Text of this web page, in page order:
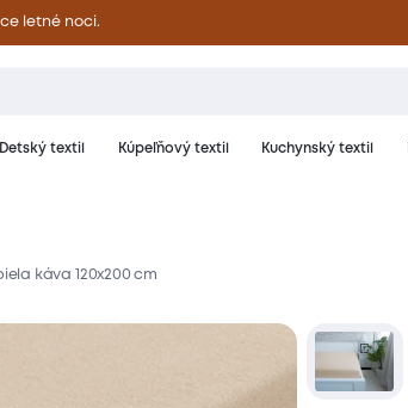
letné noci.
Detský textil Kúpeľňový textil Kuchynský textil
Materiál a starostlivosť
káva 120x200 cm